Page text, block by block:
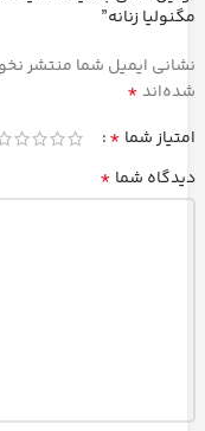
مگنولیا زنانه”
نشانی ایمیل شما منتشر
شده‌اند*
امتیاز شما *
دیدگاه شما *